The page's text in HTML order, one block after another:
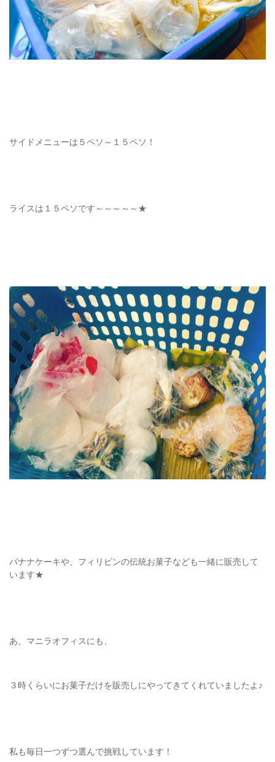
サイドメニューは５ペソ～１５ペソ！
ライスは１５ペソです～～～～～★
バナナケーキや、フィリピンの伝統お菓子なども一緒に販売して
います★
あ、マニラオフィスにも、
３時くらいにお菓子だけを販売しにやってきてくれていましたよ♪
私も毎日一つずつ選んで挑戦しています！